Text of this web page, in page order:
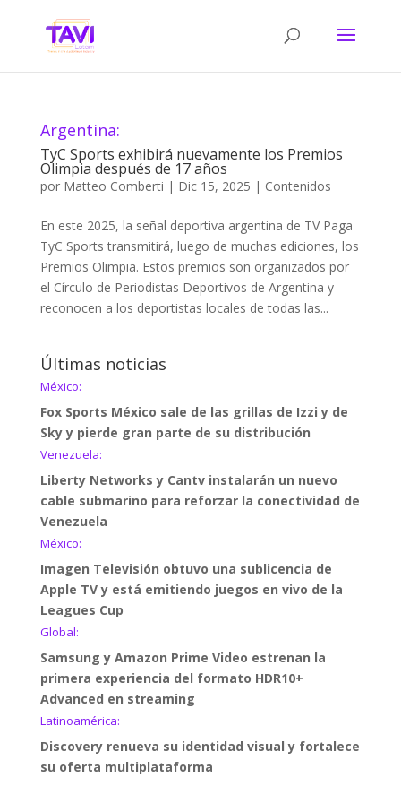
Argentina:
TyC Sports exhibirá nuevamente los Premios
Olimpia después de 17 años
por Matteo Comberti | Dic 15, 2025 | Contenidos
En este 2025, la señal deportiva argentina de TV Paga
TyC Sports transmitirá, luego de muchas ediciones, los
Premios Olimpia. Estos premios son organizados por
el Círculo de Periodistas Deportivos de Argentina y
reconocen a los deportistas locales de todas las...
Últimas noticias
México:
Fox Sports México sale de las grillas de Izzi y de
Sky y pierde gran parte de su distribución
Venezuela:
Liberty Networks y Cantv instalarán un nuevo
cable submarino para reforzar la conectividad de
Venezuela
México:
Imagen Televisión obtuvo una sublicencia de
Apple TV y está emitiendo juegos en vivo de la
Leagues Cup
Global:
Samsung y Amazon Prime Video estrenan la
primera experiencia del formato HDR10+
Advanced en streaming
Latinoamérica:
Discovery renueva su identidad visual y fortalece
su oferta multiplataforma